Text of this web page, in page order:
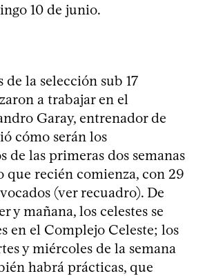
10 de junio.
la selección sub 17
a trabajar en el
Garay, entrenador de
cómo serán los
de las primeras dos semanas
que recién comienza, con 29
(ver recuadro). De
y mañana, los celestes se
en el Complejo Celeste; los
y miércoles de la semana
habrá prácticas, que